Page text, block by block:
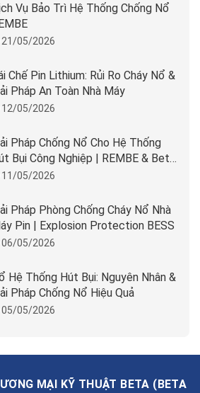
Vụ Bảo Trì Hệ Thống Chống Nổ
21/05/2026
Chế Pin Lithium: Rủi Ro Cháy Nổ &
Pháp An Toàn Nhà Máy
12/05/2026
Pháp Chống Nổ Cho Hệ Thống
Bụi Công Nghiệp | REMBE & Beta
11/05/2026
Pháp Phòng Chống Cháy Nổ Nhà
Pin | Explosion Protection BESS
06/05/2026
Hệ Thống Hút Bụi: Nguyên Nhân &
Pháp Chống Nổ Hiệu Quả
05/05/2026
MẠI KỸ THUẬT BETA (BETA